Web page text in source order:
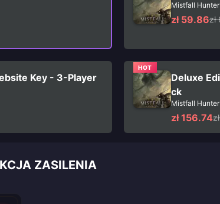
Mistfall Hunter
zł 59.86zł
Key - 3-Player
HOT
Deluxe
ck
Mistfall Hunter
zł 156.74
ZASILENIA